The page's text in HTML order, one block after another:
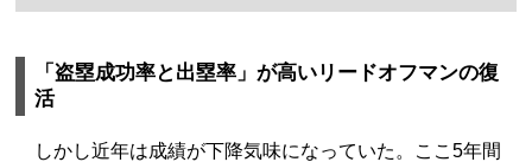
「盗塁成功率と出塁率」が高いリードオフマンの復
活
しかし近年は成績が下降気味になっていた。ここ5年間